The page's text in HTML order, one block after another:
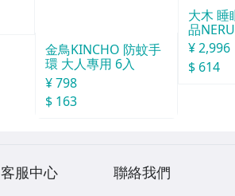
金鳥KINCHO 防蚊手
環 大人專用 6入
¥ 798
$ 163
大木 睡
品
袋
¥ 2,996
$ 614
客服中心 聯絡我們